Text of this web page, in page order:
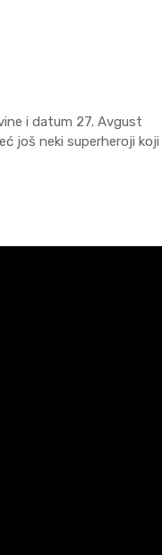
i datum 27. Avgust
još neki superheroji koji